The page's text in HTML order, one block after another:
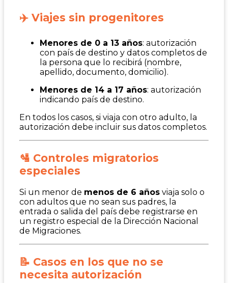
✈️ Viajes sin progenitores
Menores de 0 a 13 años: autorización
con país de destino y datos completos de
la persona que lo recibirá (nombre,
apellido, documento, domicilio).
Menores de 14 a 17 años: autorización
indicando país de destino.
En todos los casos, si viaja con otro adulto, la
autorización debe incluir sus datos completos.
🛂 Controles migratorios
especiales
Si un menor de menos de 6 años viaja solo o
con adultos que no sean sus padres, la
entrada o salida del país debe registrarse en
un registro especial de la Dirección Nacional
de Migraciones.
📝 Casos en los que no se
necesita autorización